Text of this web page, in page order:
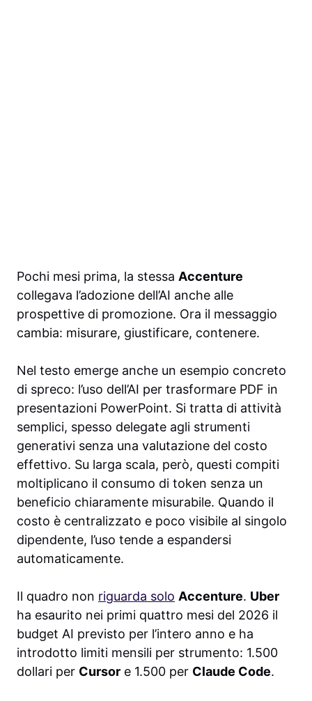
Pochi mesi prima, la stessa Accenture
collegava l’adozione dell’AI anche alle
prospettive di promozione. Ora il messaggio
cambia: misurare, giustificare, contenere.
Nel testo emerge anche un esempio concreto
di spreco: l’uso dell’AI per trasformare PDF in
presentazioni PowerPoint. Si tratta di attività
semplici, spesso delegate agli strumenti
generativi senza una valutazione del costo
effettivo. Su larga scala, però, questi compiti
moltiplicano il consumo di token senza un
beneficio chiaramente misurabile. Quando il
costo è centralizzato e poco visibile al singolo
dipendente, l’uso tende a espandersi
automaticamente.
Il quadro non riguarda solo Accenture. Uber
ha esaurito nei primi quattro mesi del 2026 il
budget AI previsto per l’intero anno e ha
introdotto limiti mensili per strumento: 1.500
dollari per Cursor e 1.500 per Claude Code.